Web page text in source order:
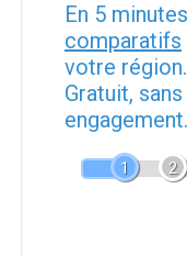
En 5
comparatifs
votre région.
Gratuit,
engagement.
1 2